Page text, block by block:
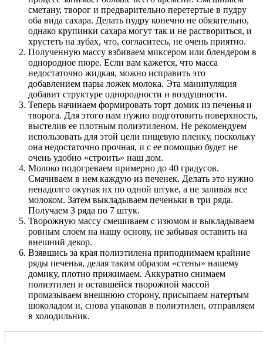
сметану, творог и предварительно перетертые в пудру
оба вида сахара. Делать пудру конечно не обязательно,
однако крупинки сахара могут так и не раствориться, и
хрустеть на зубах, что, согласитесь, не очень приятно.
Полученную массу взбиваем миксером или блендером в
однородное пюре. Если вам кажется, что масса
недостаточно жидкая, можно исправить это
добавлением пары ложек молока. Эта манипуляция
добавит структуре однородности и воздушности.
Теперь начинаем формировать торт домик из печенья и
творога. Для этого нам нужно подготовить поверхность,
выстелив ее плотным полиэтиленом. Не рекомендуем
использовать для этой цели пищевую пленку, поскольку
она недостаточно прочная, и с ее помощью будет не
очень удобно «строить» наш дом.
Молоко подогреваем примерно до 40 градусов.
Смачиваем в нем каждую из печенек. Делать это нужно
ненадолго окуная их по одной штуке, а не заливая все
молоком. Затем выкладываем печеньки в три ряда.
Получаем 3 ряда по 7 штук.
Творожную массу смешиваем с изюмом и выкладываем
ровным слоем на нашу основу, не забывая оставить на
внешний декор.
Взявшись за края полиэтилена приподнимаем крайние
ряды печенья, делая таким образом «стены» нашему
домику, плотно прижимаем. Аккуратно снимаем
полиэтилен и оставшейся творожной массой
промазываем внешнюю сторону, присыпаем натертым
шоколадом и, снова упаковав в полиэтилен, отправляем
в холодильник.